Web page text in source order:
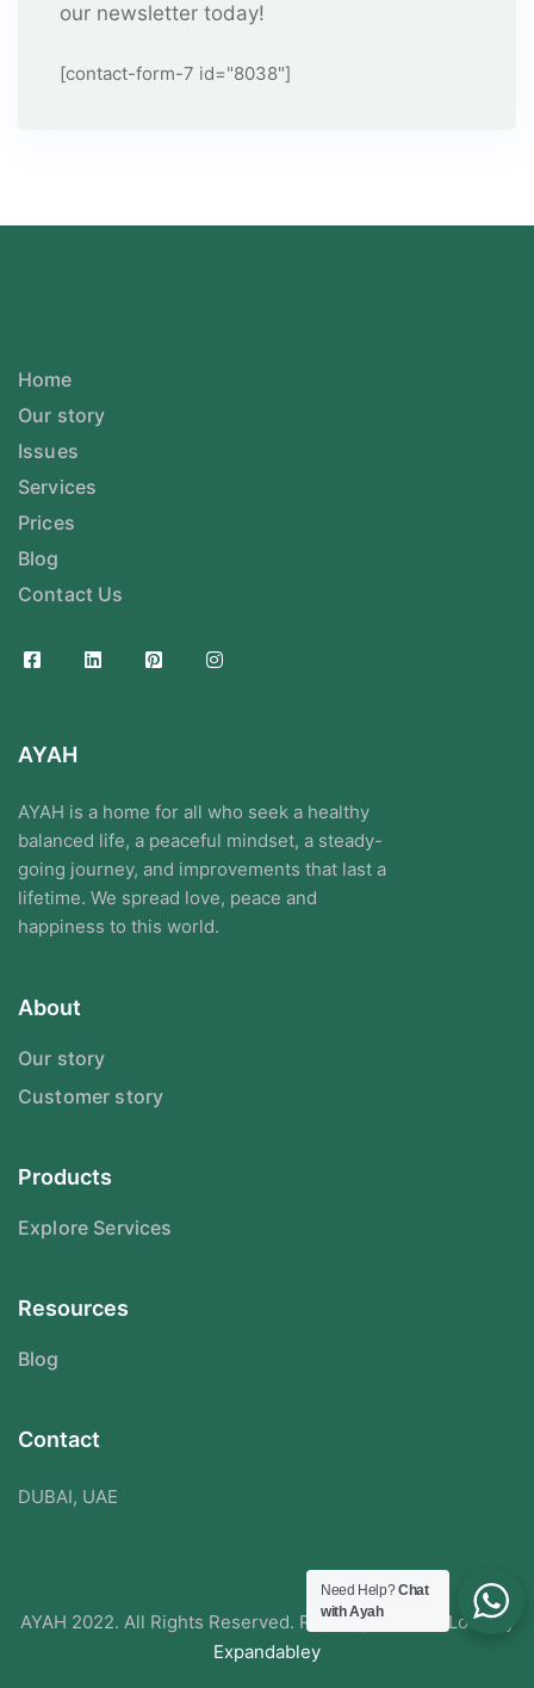
our newsletter today!
[contact-form-7 id="8038"]
Home
Our story
Issues
Services
Prices
Blog
Contact Us
AYAH
AYAH is a home for all who seek a healthy
balanced life, a peaceful mindset, a steady-
going journey, and improvements that last a
lifetime. We spread love, peace and
happiness to this world.
About
Our story
Customer story
Products
Explore Services
Resources
Blog
Contact
DUBAI, UAE
AYAH 2022. All Rights Reserved. Redesigned With Love By
Expandabley
Need Help?Chat
with Ayah